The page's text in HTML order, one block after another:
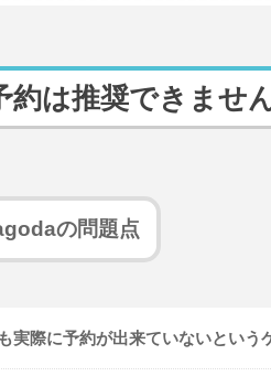
約は推奨できませ
の問題点
実際に予約が出来ていないという